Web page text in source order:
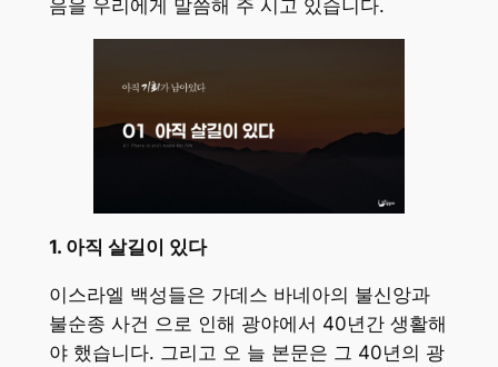
음을 우리에게 말씀해 주 시고 있습니다.
1. 아직 살길이 있다
이스라엘 백성들은 가데스 바네아의 불신앙과
불순종 사건 으로 인해 광야에서 40년간 생활해
야 했습니다. 그리고 오 늘 본문은 그 40년의 광